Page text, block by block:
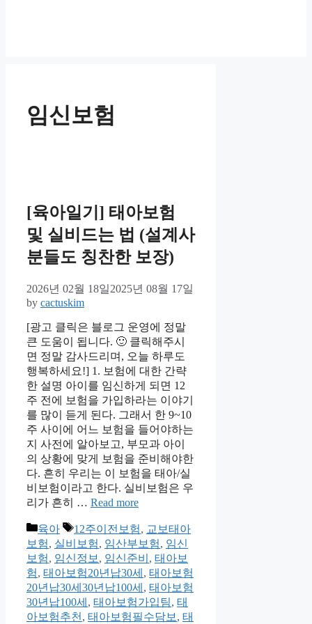
임신보험
[육아일기] 태아보험
및 실비드는 법 (설계사
분들도 칭찬한 보장)
2026년 02월 18일2025년 08월 17일
by cactuskim
[광고 클릭은 블로그 운영에 정말
큰 도움이 됩니다. 🙂 클릭해주시
면 정말 감사드리며, 오늘 하루도
행복하세요!] 1. 보험에 대한 간략
한 설명 아이를 임신하게 되면 12
주 전에 보험을 가입하라는 이야기
를 많이 듣게 된다. 그래서 한 9~10
주 사이에 어느 보험을 들어야하는
지 사전에 알아보고, 부모과 아이
의 상황에 맞게 보험을 준비해야한
다. 흔히 우리는 이 보험을 태아/실
비보험이라고 한다. 실비보험은 우
리가 흔히 … Read more
Categories
육아 Tags
12주이전보험, 교보태아
보험, 실비보험, 임산부보험, 임신
보험, 임신정보 , 임신준비 , 태아보
험, 태아보험20년납30세 , 태아보험
20년납30세30년납100세 , 태아보험
30년납100세 , 태아보험가입팀, 태
아보험추천 , 태아보험필수담보 , 태